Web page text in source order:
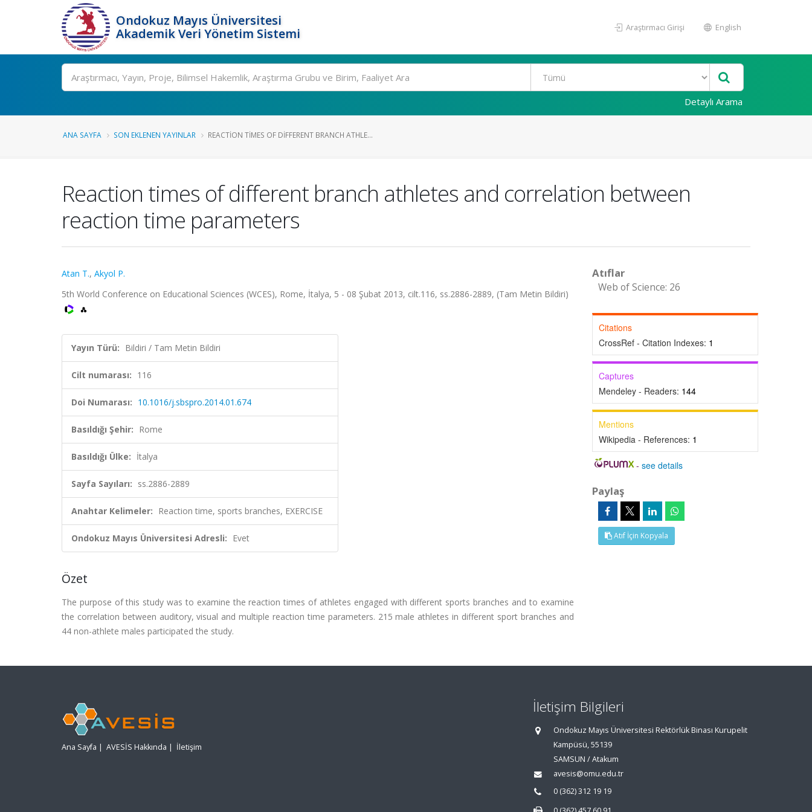
Ondokuz Mayıs Üniversitesi
Akademik Veri Yönetim Sistemi
Araştırmacı Girişi English
Ara
Detaylı Arama
ANA SAYFA SON EKLENEN YAYINLAR REACTION TIMES OF DIFFERENT BRANCH ATHLE...
Reaction times of different branch athletes and correlation between
reaction time parameters
Atan T., Akyol P.
5th World Conference on Educational Sciences (WCES), Rome, İtalya, 5 - 08 Şubat 2013, cilt.116, ss.2886-2889, (Tam Metin Bildiri)
Yayın Türü: Bildiri / Tam Metin Bildiri
Cilt numarası: 116
Doi Numarası: 10.1016/j.sbspro.2014.01.674
Basıldığı Şehir: Rome
Basıldığı Ülke: İtalya
Sayfa Sayıları: ss.2886-2889
Anahtar Kelimeler: Reaction time, sports branches, EXERCISE
Ondokuz Mayıs Üniversitesi Adresli: Evet
Özet
The purpose of this study was to examine the reaction times of athletes engaged with different sports branches and to examine
the correlation between auditory, visual and multiple reaction time parameters. 215 male athletes in different sport branches and
44 non-athlete males participated the study.
Atıflar
Web of Science: 26
Citations
CrossRef - Citation Indexes: 1
Captures
Mendeley - Readers: 144
Mentions
Wikipedia - References: 1
-see details
Paylaş
Atıf İçin Kopyala
Ana Sayfa | AVESİS Hakkında | İletişim
İletişim Bilgileri
Ondokuz Mayıs Üniversitesi Rektörlük Binası Kurupelit
Kampüsü, 55139
SAMSUN / Atakum
avesis@omu.edu.tr
0 (362) 312 19 19